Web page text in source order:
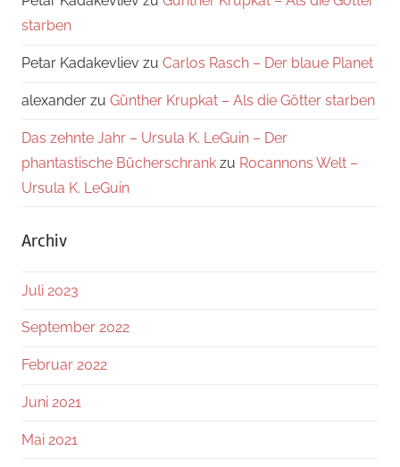
starben
Petar Kadakevliev zu Carlos Rasch – Der blaue Planet
alexander zu Günther Krupkat – Als die Götter starben
Das zehnte Jahr – Ursula K. LeGuin – Der
phantastische Bücherschrank zu Rocannons Welt –
Ursula K. LeGuin
Archiv
Juli 2023
September 2022
Februar 2022
Juni 2021
Mai 2021